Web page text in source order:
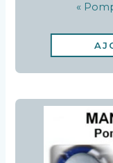
«